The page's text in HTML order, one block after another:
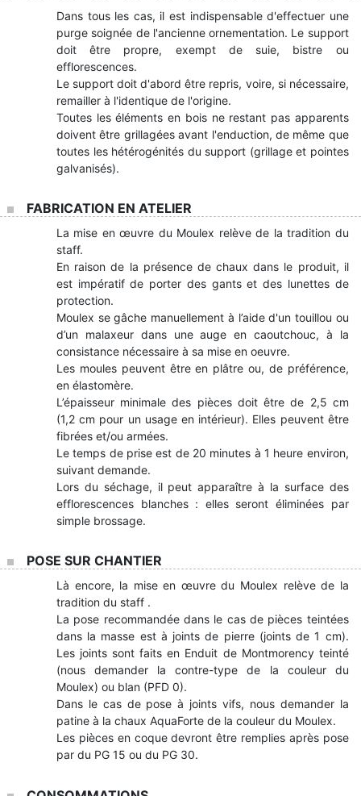
Dans tous les cas, il est indispensable d'effectuer une
purge soignée de l'ancienne ornementation. Le support
doit être propre, exempt de suie, bistre ou
efflorescences.
Le support doit d'abord être repris, voire, si nécessaire,
remailler à l'identique de l'origine.
Toutes les éléments en bois ne restant pas apparents
doivent être grillagées avant l'enduction, de même que
toutes les hétérogénités du support (grillage et pointes
galvanisés).
FABRICATION EN ATELIER
La mise en œuvre du Moulex relève de la tradition du
staff.
En raison de la présence de chaux dans le produit, il
est impératif de porter des gants et des lunettes de
protection.
Moulex se gâche manuellement à l’aide d'un touillou ou
d’un malaxeur dans une auge en caoutchouc, à la
consistance nécessaire à sa mise en oeuvre.
Les moules peuvent être en plâtre ou, de préférence,
en élastomère.
L’épaisseur minimale des pièces doit être de 2,5 cm
(1,2 cm pour un usage en intérieur). Elles peuvent être
fibrées et/ou armées.
Le temps de prise est de 20 minutes à 1 heure environ,
suivant demande.
Lors du séchage, il peut apparaître à la surface des
efflorescences blanches : elles seront éliminées par
simple brossage.
POSE SUR CHANTIER
Là encore, la mise en œuvre du Moulex relève de la
tradition du staff .
La pose recommandée dans le cas de pièces teintées
dans la masse est à joints de pierre (joints de 1 cm).
Les joints sont faits en Enduit de Montmorency teinté
(nous demander la contre-type de la couleur du
Moulex) ou blan (PFD 0).
Dans le cas de pose à joints vifs, nous demander la
patine à la chaux AquaForte de la couleur du Moulex.
Les pièces en coque devront être remplies après pose
par du PG 15 ou du PG 30.